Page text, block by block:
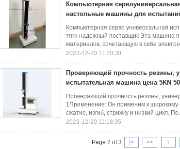
Компьютерная
настольные машины для
Компьютерная серво универсальная
тяги надежный поставщик Эта машина
материалов, сочетающую в себе
2023-12-20 11:20:30
Проверяющий прочность резины,
испытательная машина цена 5KN
Проверяющий прочность резины,
1Применение: Он применим к широкому
сжатие, изгиб, стрижку и низкий цикл.
2023-12-20 11:18:35
Page 2 of 3 |< << 1